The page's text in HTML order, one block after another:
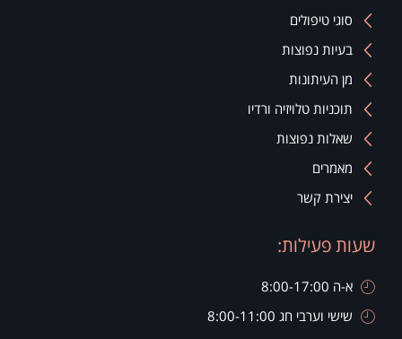
סוגי טיפולים
בעיות נפוצות
מן העיתונות
תוכניות טלויזיה ורדיו
שאלות נפוצות
מאמרים
יצירת קשר
שעות פעילות:
א-ה 8:00-17:00
שישי וערבי חג 8:00-11:00